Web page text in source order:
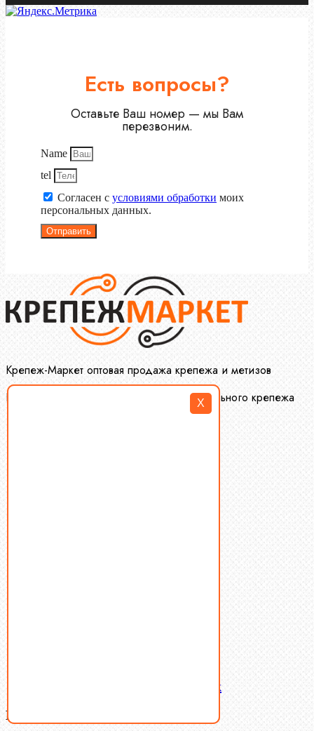
X
Есть вопросы?
Оставьте Ваш номер — мы Вам
перезвоним.
Name
tel
Согласен с условиями обработки моих
персональных данных.
Отправить
Крепеж-Маркет оптовая продажа крепежа и метизов
Производство и оптовая продажа специального крепежа
Латунный и бронзовый крепеж
Ваша корзина